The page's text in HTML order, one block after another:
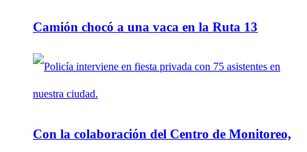
Camión chocó a una vaca en la Ruta 13
Con la colaboración del Centro de Monitoreo,